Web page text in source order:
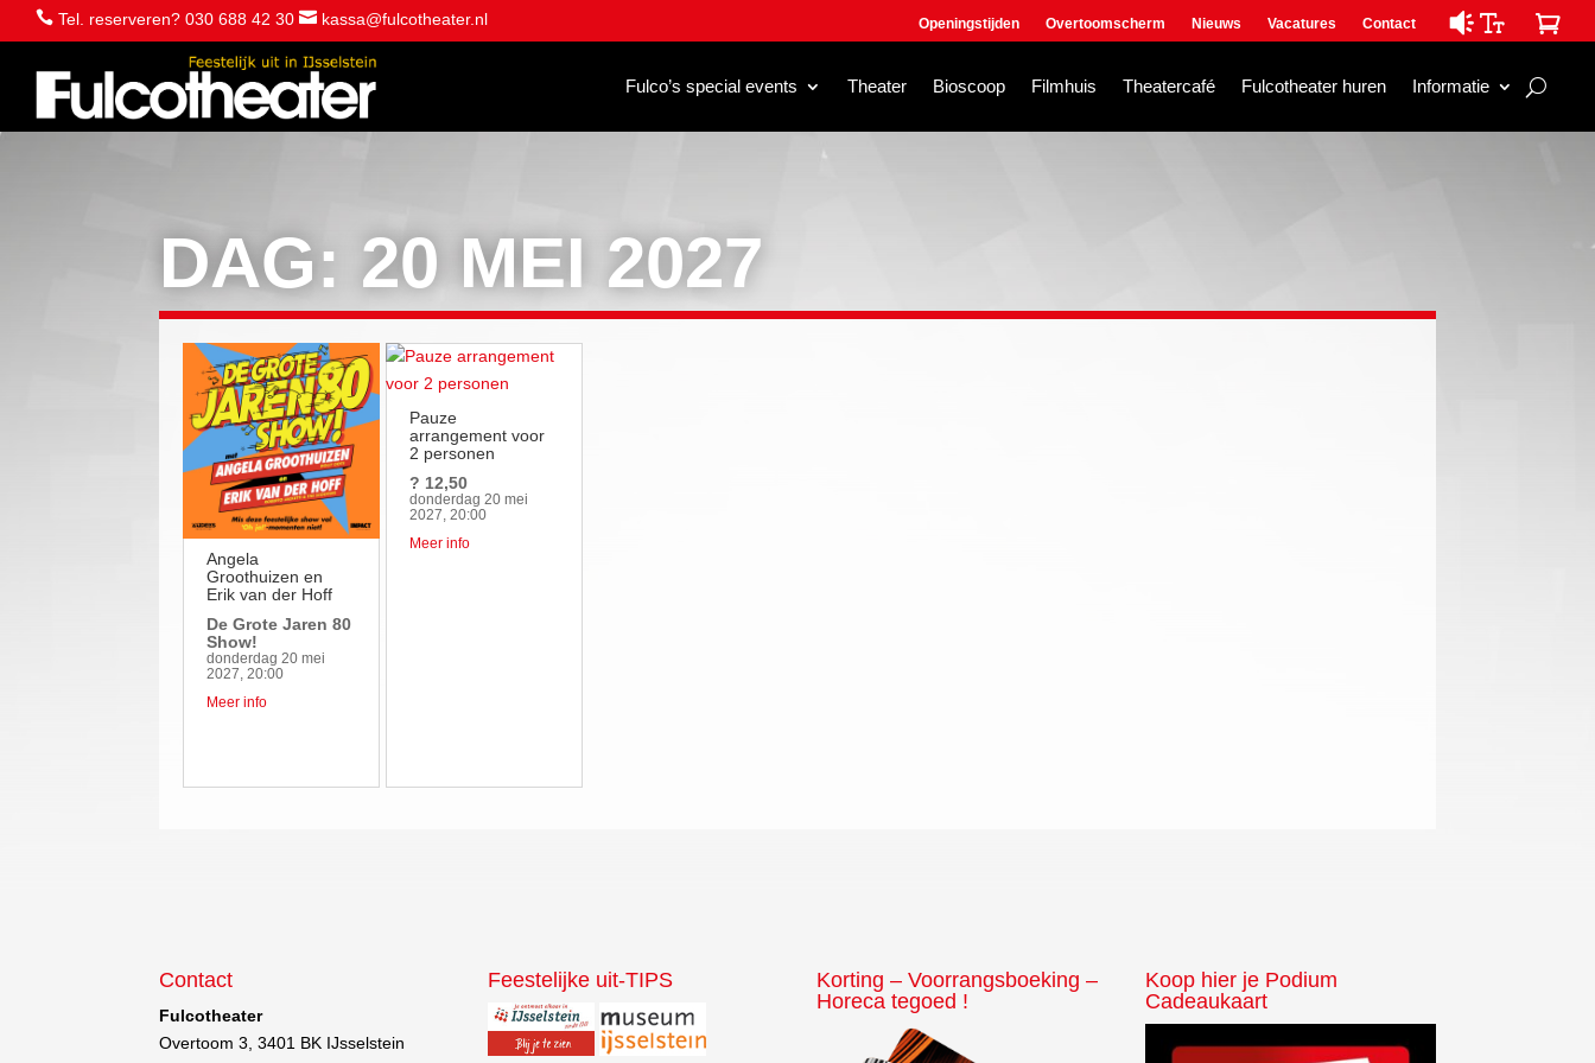
 Tel. reserveren? 030 688 42 30  kassa@fulcotheater.nl Openingstijden Overtoomscherm Nieuws Vacatures Contact 
Fulco’s special events Theater Bioscoop Filmhuis Theatercafé Fulcotheater huren Informatie
DAG: 20 MEI 2027
Angela
Groothuizen en
Erik van der Hoff
De Grote Jaren 80
Show!
donderdag 20 mei
2027, 20:00
Meer info
Pauze
arrangement voor
2 personen
? 12,50
donderdag 20 mei
2027, 20:00
Meer info
Contact
Fulcotheater
Overtoom 3, 3401 BK IJsselstein
Feestelijke uit-TIPS
Korting – Voorrangsboeking –
Horeca tegoed !
Koop hier je Podium
Cadeaukaart